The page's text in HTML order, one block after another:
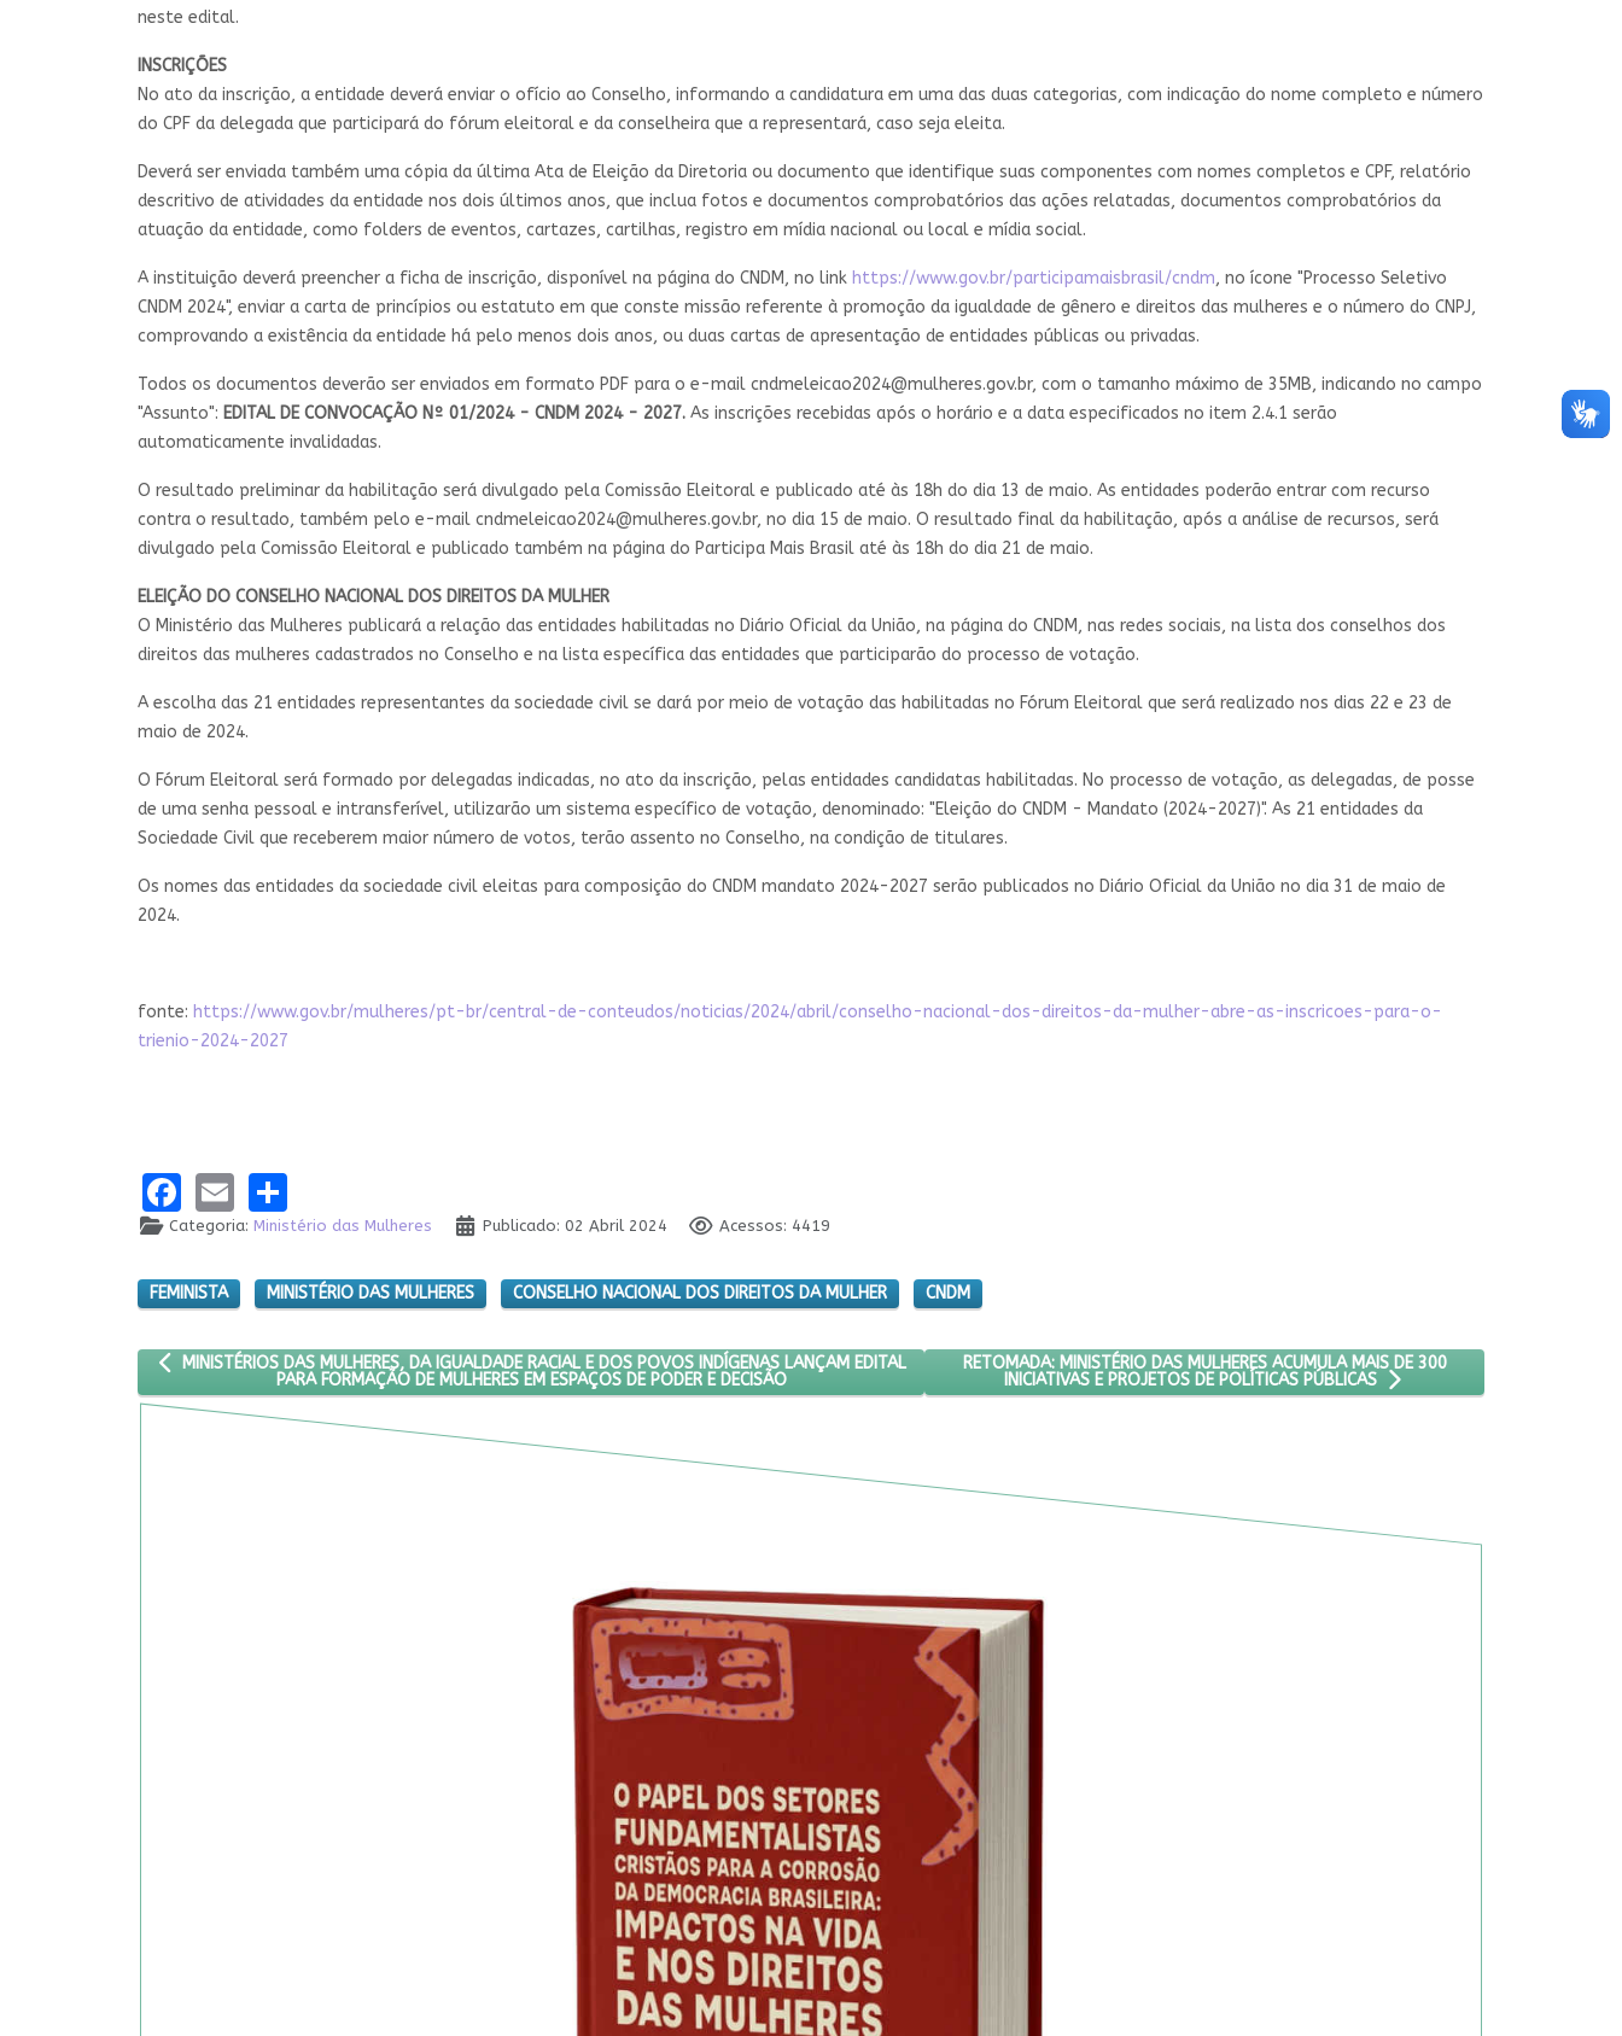
neste edital.
INSCRIÇÕES
No ato da inscrição, a entidade deverá enviar o ofício ao Conselho, informando a candidatura em uma das duas categorias, com indicação do nome completo e número
do CPF da delegada que participará do fórum eleitoral e da conselheira que a representará, caso seja eleita.
Deverá ser enviada também uma cópia da última Ata de Eleição da Diretoria ou documento que identifique suas componentes com nomes completos e CPF, relatório
descritivo de atividades da entidade nos dois últimos anos, que inclua fotos e documentos comprobatórios das ações relatadas, documentos comprobatórios da
atuação da entidade, como folders de eventos, cartazes, cartilhas, registro em mídia nacional ou local e mídia social.
A instituição deverá preencher a ficha de inscrição, disponível na página do CNDM, no link https://www.gov.br/participamaisbrasil/cndm, no ícone "Processo Seletivo
CNDM 2024", enviar a carta de princípios ou estatuto em que conste missão referente à promoção da igualdade de gênero e direitos das mulheres e o número do CNPJ,
comprovando a existência da entidade há pelo menos dois anos, ou duas cartas de apresentação de entidades públicas ou privadas.
Todos os documentos deverão ser enviados em formato PDF para o e-mail cndmeleicao2024@mulheres.gov.br, com o tamanho máximo de 35MB, indicando no campo
"Assunto": EDITAL DE CONVOCAÇÃO Nº 01/2024 - CNDM 2024 - 2027. As inscrições recebidas após o horário e a data especificados no item 2.4.1 serão
automaticamente invalidadas.
O resultado preliminar da habilitação será divulgado pela Comissão Eleitoral e publicado até às 18h do dia 13 de maio. As entidades poderão entrar com recurso
contra o resultado, também pelo e-mail cndmeleicao2024@mulheres.gov.br, no dia 15 de maio. O resultado final da habilitação, após a análise de recursos, será
divulgado pela Comissão Eleitoral e publicado também na página do Participa Mais Brasil até às 18h do dia 21 de maio.
ELEIÇÃO DO CONSELHO NACIONAL DOS DIREITOS DA MULHER
O Ministério das Mulheres publicará a relação das entidades habilitadas no Diário Oficial da União, na página do CNDM, nas redes sociais, na lista dos conselhos dos
direitos das mulheres cadastrados no Conselho e na lista específica das entidades que participarão do processo de votação.
A escolha das 21 entidades representantes da sociedade civil se dará por meio de votação das habilitadas no Fórum Eleitoral que será realizado nos dias 22 e 23 de
maio de 2024.
O Fórum Eleitoral será formado por delegadas indicadas, no ato da inscrição, pelas entidades candidatas habilitadas. No processo de votação, as delegadas, de posse
de uma senha pessoal e intransferível, utilizarão um sistema específico de votação, denominado: "Eleição do CNDM - Mandato (2024-2027)". As 21 entidades da
Sociedade Civil que receberem maior número de votos, terão assento no Conselho, na condição de titulares.
Os nomes das entidades da sociedade civil eleitas para composição do CNDM mandato 2024-2027 serão publicados no Diário Oficial da União no dia 31 de maio de
2024.
fonte: https://www.gov.br/mulheres/pt-br/central-de-conteudos/noticias/2024/abril/conselho-nacional-dos-direitos-da-mulher-abre-as-inscricoes-para-o-
trienio-2024-2027
Facebook
Email
Categoria: Ministério das Mulheres Publicado: 02 Abril 2024 Acessos: 4419
FEMINISTA MINISTÉRIO DAS MULHERES CONSELHO NACIONAL DOS DIREITOS DA MULHER CNDM
ARTIGO ANTERIOR: MINISTÉRIOS DAS MULHERES, DA IGUALDADE RACIAL E DOS POVOS INDÍGENAS LANÇAM EDITAL PARA FORMAÇÃO DE MULHERES EM ESPAÇOS DE PODER E DECISÃO
MINISTÉRIOS DAS MULHERES, DA IGUALDADE RACIAL E DOS POVOS INDÍGENAS LANÇAM EDITAL
PARA FORMAÇÃO DE MULHERES EM ESPAÇOS DE PODER E DECISÃO
PRÓXIMO ARTIGO: RETOMADA: MINISTÉRIO DAS MULHERES ACUMULA MAIS DE 300
RETOMADA: MINISTÉRIO DAS MULHERES ACUMULA MAIS DE 300
INICIATIVAS E PROJETOS DE POLÍTICAS PÚBLICAS